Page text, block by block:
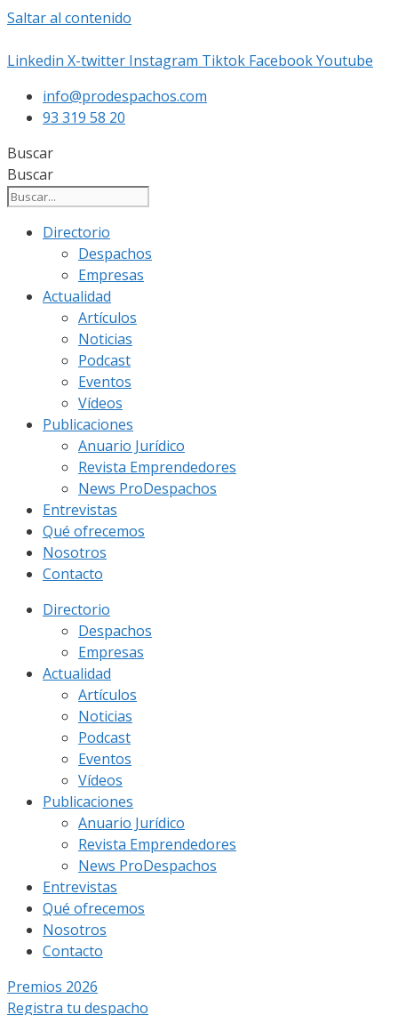
Saltar al contenido
Linkedin X-twitter Instagram Tiktok FacebookYoutube
info@prodespachos.com
93 319 58 20
Buscar
Buscar
Directorio
Despachos
Empresas
Actualidad
Artículos
Noticias
Podcast
Eventos
Vídeos
Publicaciones
Anuario Jurídico
Revista Emprendedores
News ProDespachos
Entrevistas
Qué ofrecemos
Nosotros
Contacto
Directorio
Despachos
Empresas
Actualidad
Artículos
Noticias
Podcast
Eventos
Vídeos
Publicaciones
Anuario Jurídico
Revista Emprendedores
News ProDespachos
Entrevistas
Qué ofrecemos
Nosotros
Contacto
Premios 2026
Registra tu despacho